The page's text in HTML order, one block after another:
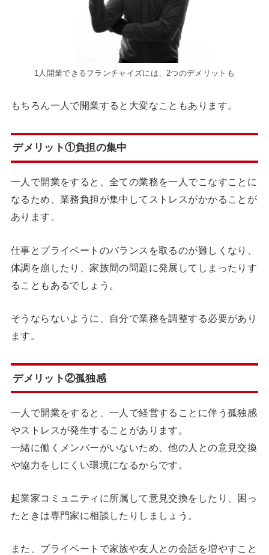
1人開業できるフランチャイズには、2つのデメリットも
もちろん一人で開業すると大変なこともあります。
デメリット①負担の集中
一人で開業をすると、全ての業務を一人でこなすことに
なるため、業務負担が集中してストレスがかかることが
あります。
仕事とプライベートのバランスを取るのが難しくなり、
体調を崩したり、家族間の問題に発展してしまったりす
ることもあるでしょう。
そうならないように、自分で業務を調整する必要があり
ます。
デメリット②孤独感
一人で開業をすると、一人で経営することに伴う孤独感
やストレスが発生することがあります。
一緒に働くメンバーがいないため、他の人との意見交換
や協力をしにくい環境になるからです。
起業家コミュニティに所属して意見交換をしたり、困っ
たときは専門家に相談したりしましょう。
また、プライベートで家族や友人との会話を増やすこと